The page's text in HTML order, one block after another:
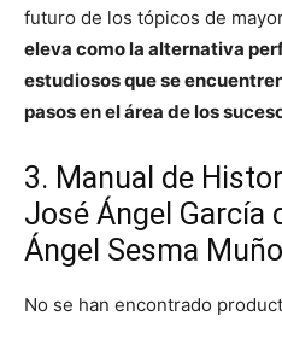
futuro de los tópicos de
eleva como la alternativa
estudiosos que se
pasos en el área de los
3. Manual de
José Ángel García
Ángel Sesma
No se han encontrado